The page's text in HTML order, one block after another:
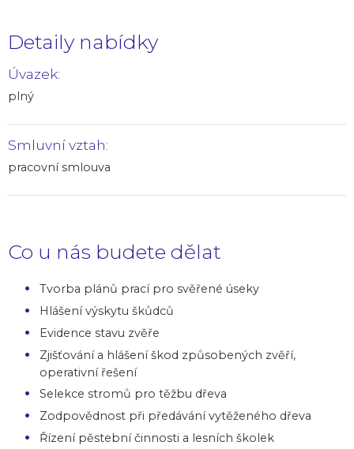
Detaily nabídky
Úvazek:
plný
Smluvní vztah:
pracovní smlouva
Co u nás budete dělat
Tvorba plánů prací pro svěřené úseky
Hlášení výskytu škůdců
Evidence stavu zvěře
Zjišťování a hlášení škod způsobených zvěří,
operativní řešení
Selekce stromů pro těžbu dřeva
Zodpovědnost při předávání vytěženého dřeva
Řízení pěstební činnosti a lesních školek